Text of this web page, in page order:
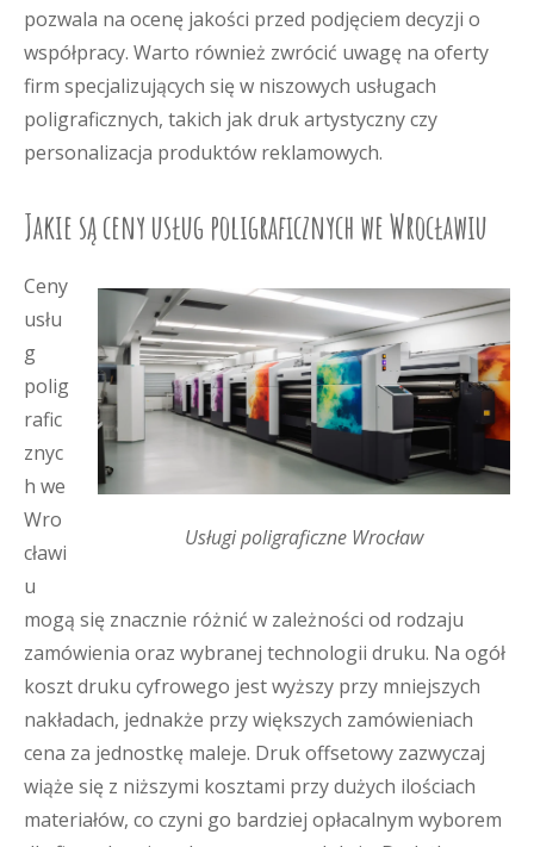
pozwala na ocenę jakości przed podjęciem decyzji o
współpracy. Warto również zwrócić uwagę na oferty
firm specjalizujących się w niszowych usługach
poligraficznych, takich jak druk artystyczny czy
personalizacja produktów reklamowych.
Jakie są ceny usług poligraficznych we Wrocławiu
Usługi poligraficzne Wrocław
Ceny
usłu
g
polig
rafic
znyc
h we
Wro
cławi
u
mogą się znacznie różnić w zależności od rodzaju
zamówienia oraz wybranej technologii druku. Na ogół
koszt druku cyfrowego jest wyższy przy mniejszych
nakładach, jednakże przy większych zamówieniach
cena za jednostkę maleje. Druk offsetowy zazwyczaj
wiąże się z niższymi kosztami przy dużych ilościach
materiałów, co czyni go bardziej opłacalnym wyborem